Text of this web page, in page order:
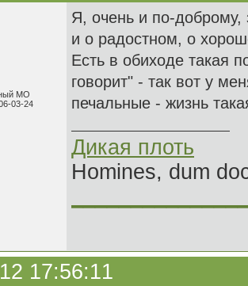
МО
03-24
Я, очень и по-
и о радостном, о
Есть в обиходе такая
говорит" - так вот у
печальные - жизнь
Дикая плоть
Homines, dum
17:56:11